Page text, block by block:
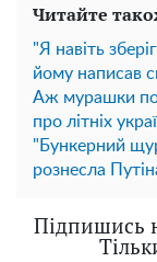
Читайте
"Я навіть
йому написав
Аж мурашки по
про літніх
"Бункерний
рознесла
Підпишись